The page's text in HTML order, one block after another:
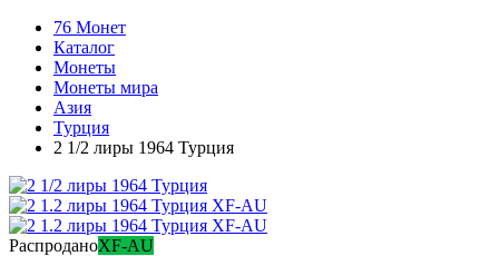
76 Монет
Каталог
Монеты
Монеты мира
Азия
Турция
2 1/2 лиры 1964 Турция
РаспроданоXF-AU